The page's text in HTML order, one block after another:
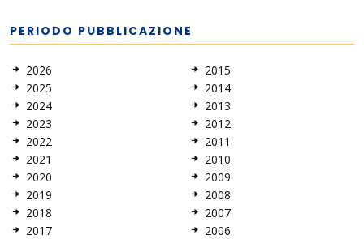
PERIODO PUBBLICAZIONE
2026
2025
2024
2023
2022
2021
2020
2019
2018
2017
2015
2014
2013
2012
2011
2010
2009
2008
2007
2006